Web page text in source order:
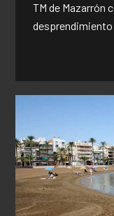
TM de Mazarrón